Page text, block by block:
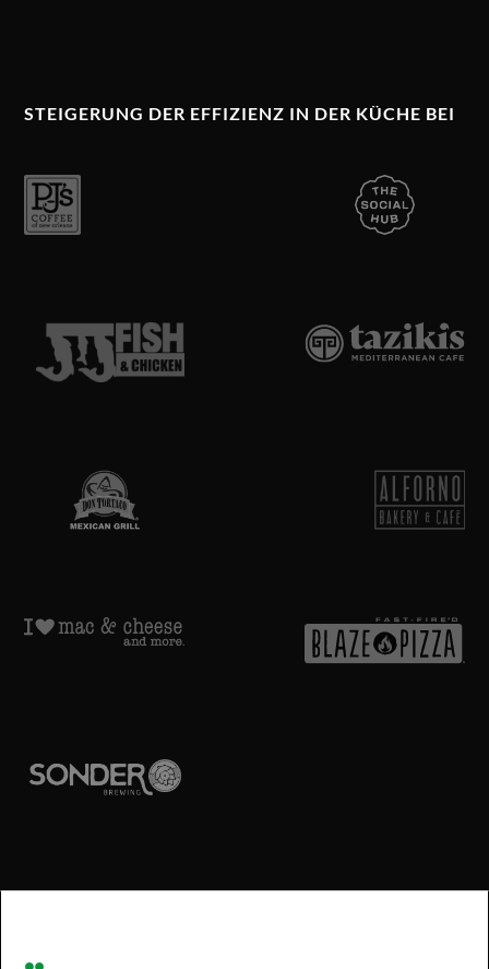
STEIGERUNG DER EFFIZIENZ IN DER KÜCHE BEI